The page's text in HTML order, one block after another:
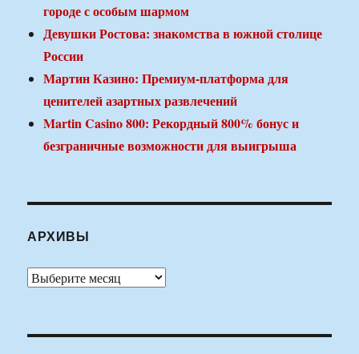
городе с особым шармом
Девушки Ростова: знакомства в южной столице
России
Мартин Казино: Премиум-платформа для
ценителей азартных развлечений
Martin Casino 800: Рекордный 800% бонус и
безграничные возможности для выигрыша
АРХИВЫ
Архивы